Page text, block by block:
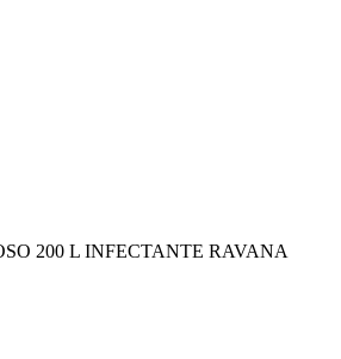
200 L INFECTANTE RAVANA